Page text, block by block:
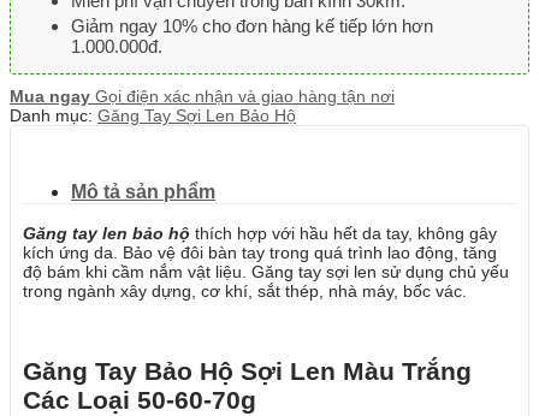
Giảm ngay 10% cho đơn hàng kế tiếp lớn hơn
1.000.000đ.
Mua ngay Gọi điện xác nhận và giao hàng tận nơi
Danh mục: Găng Tay Sợi Len Bảo Hộ
Mô tả sản phẩm
Găng tay len bảo hộ thích hợp với hầu hết da tay, không gây
kích ứng da. Bảo vệ đôi bàn tay trong quá trình lao động, tăng
độ bám khi cầm nắm vật liệu. Găng tay sợi len sử dụng chủ yếu
trong ngành xây dựng, cơ khí, sắt thép, nhà máy, bốc vác.
Găng Tay Bảo Hộ Sợi Len Màu Trắng
Các Loại 50-60-70g